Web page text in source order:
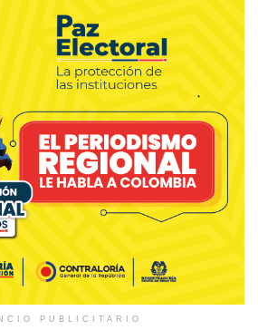
PUBLICITARIO